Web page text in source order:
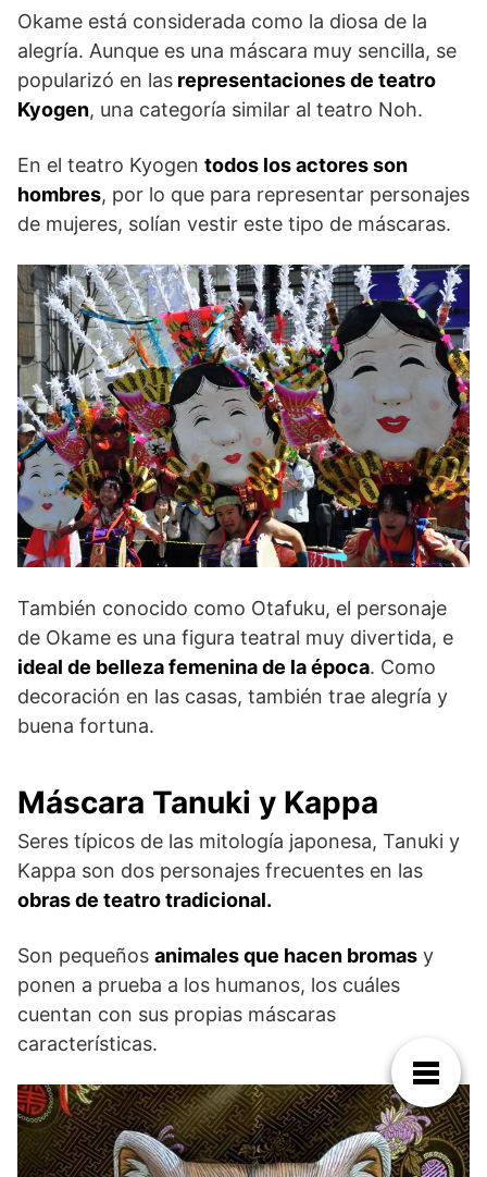
Okame está considerada como la diosa de la
alegría. Aunque es una máscara muy sencilla, se
popularizó en las representaciones de teatro
Kyogen, una categoría similar al teatro Noh.
En el teatro Kyogen todos los actores son
hombres, por lo que para representar personajes
de mujeres, solían vestir este tipo de máscaras.
También conocido como Otafuku, el personaje
de Okame es una figura teatral muy divertida, e
ideal de belleza femenina de la época. Como
decoración en las casas, también trae alegría y
buena fortuna.
Máscara Tanuki y Kappa
Seres típicos de las mitología japonesa, Tanuki y
Kappa son dos personajes frecuentes en las
obras de teatro tradicional.
Son pequeños animales que hacen bromas y
ponen a prueba a los humanos, los cuáles
cuentan con sus propias máscaras
características.